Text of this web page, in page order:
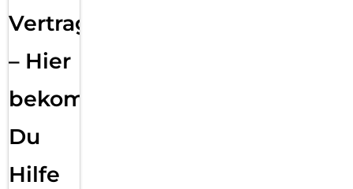
Vertragsabwicklung
– Hier
bekommst
Du
Hilfe